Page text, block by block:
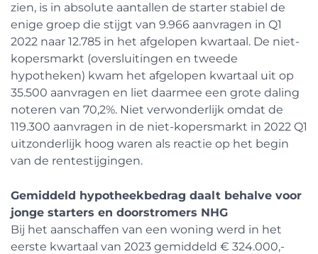
zien, is in absolute aantallen de starter stabiel de
enige groep die stijgt van 9.966 aanvragen in Q1
2022 naar 12.785 in het afgelopen kwartaal. De niet-
kopersmarkt (oversluitingen en tweede
hypotheken) kwam het afgelopen kwartaal uit op
35.500 aanvragen en liet daarmee een grote daling
noteren van 70,2%. Niet verwonderlijk omdat de
119.300 aanvragen in de niet-kopersmarkt in 2022 Q1
uitzonderlijk hoog waren als reactie op het begin
van de rentestijgingen.
Gemiddeld hypotheekbedrag daalt behalve voor
jonge starters en doorstromers NHG
Bij het aanschaffen van een woning werd in het
eerste kwartaal van 2023 gemiddeld € 324.000,-